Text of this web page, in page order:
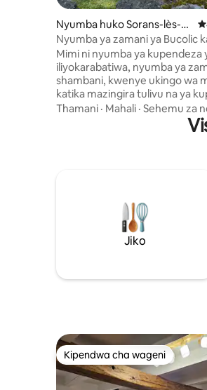
Nyumba huko Sorans-lès-Br
eurey
Nyumba ya zamani ya Bucolic
msitu.
Mimi ni nyumba ya kupendeza
iliyokarabatiwa, nyumba ya
shambani, kwenye ukingo wa
katika mazingira tulivu na ya
Mimi ni mapumziko mazuri kwa
wa matembezi marefu,
na mawe ya zamani. Tafadhali
mbali, ukitembea kwa muda
msituni.. Besançon na kituo
kihistoria kiko umbali wa dakika
kwenye "La Maison Maire"!
Thamani · Mahali · Sehemu za
Jiko
Kipendwa cha wageni
Kipendwa cha wageni